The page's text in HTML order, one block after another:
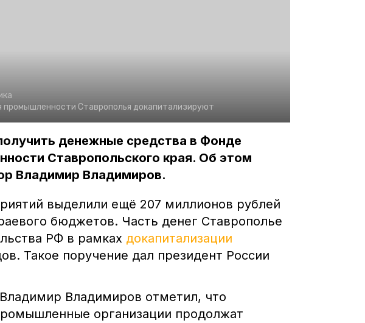
промышленности Ставрополья докапитализируют
денежные средства в Фонде
Ставропольского края. Об этом
Владимир Владимиров.
выделили ещё 207 миллионов рублей
бюджетов. Часть денег Ставрополье
РФ в рамках докапитализации
Такое поручение дал президент России
Владимиров отметил, что
организации продолжат